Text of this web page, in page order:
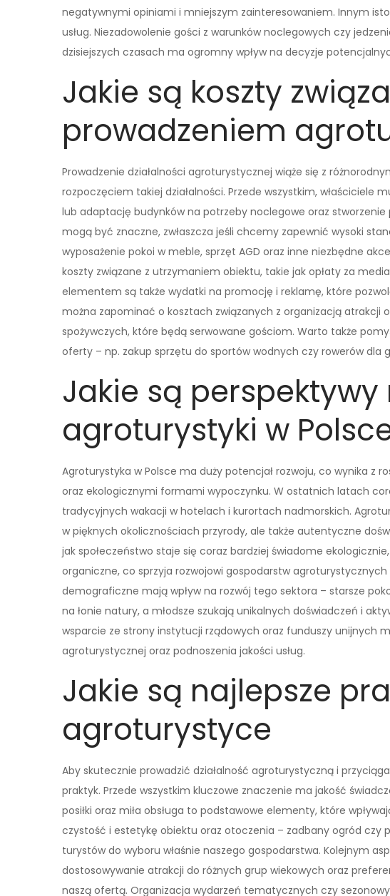
negatywnymi opiniami i mniejszym zainteresowaniem. Innym
usług. Niezadowolenie gości z warunków noclegowych czy
dzisiejszych czasach ma ogromny wpływ na decyzje
Jakie są koszty
prowadzeniem
Prowadzenie działalności agroturystycznej wiąże się z
rozpoczęciem takiej działalności. Przede wszystkim, właściciele
lub adaptację budynków na potrzeby noclegowe oraz
mogą być znaczne, zwłaszcza jeśli chcemy zapewnić wysoki
wyposażenie pokoi w meble, sprzęt AGD oraz inne niezbędne
koszty związane z utrzymaniem obiektu, takie jak opłaty za
elementem są także wydatki na promocję i reklamę, które
można zapominać o kosztach związanych z organizacją atrakcji
spożywczych, które będą serwowane gościom. Warto także
oferty – np. zakup sprzętu do sportów wodnych czy rowerów dla
Jakie są perspektywy
agroturystyki w
Agroturystyka w Polsce ma duży potencjał rozwoju, co wynika z
oraz ekologicznymi formami wypoczynku. W ostatnich latach
tradycyjnych wakacji w hotelach i kurortach nadmorskich.
w pięknych okolicznościach przyrody, ale także autentyczne
jak społeczeństwo staje się coraz bardziej świadome
organiczne, co sprzyja rozwojowi gospodarstw
demograficzne mają wpływ na rozwój tego sektora – starsze
na łonie natury, a młodsze szukają unikalnych doświadczeń i
wsparcie ze strony instytucji rządowych oraz funduszy unijnych
agroturystycznej oraz podnoszenia jakości usług.
Jakie są najlepsze
agroturystyce
Aby skutecznie prowadzić działalność agroturystyczną i
praktyk. Przede wszystkim kluczowe znaczenie ma jakość
posiłki oraz miła obsługa to podstawowe elementy, które
czystość i estetykę obiektu oraz otoczenia – zadbany ogród czy
turystów do wyboru właśnie naszego gospodarstwa. Kolejnym
dostosowywanie atrakcji do różnych grup wiekowych oraz
naszą ofertą. Organizacja wydarzeń tematycznych czy